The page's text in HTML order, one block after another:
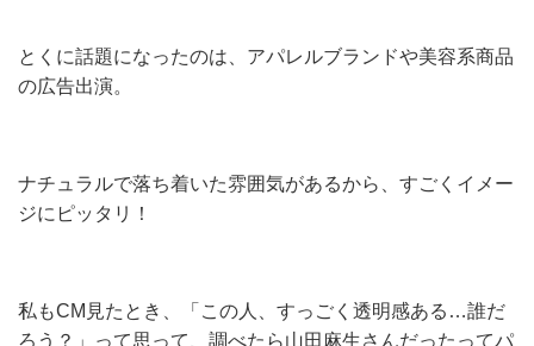
とくに話題になったのは、アパレルブランドや美容系商品
の広告出演。
ナチュラルで落ち着いた雰囲気があるから、すごくイメー
ジにピッタリ！
私もCM見たとき、「この人、すっごく透明感ある…誰だ
ろう？」って思って、調べたら山田麻生さんだったってパ